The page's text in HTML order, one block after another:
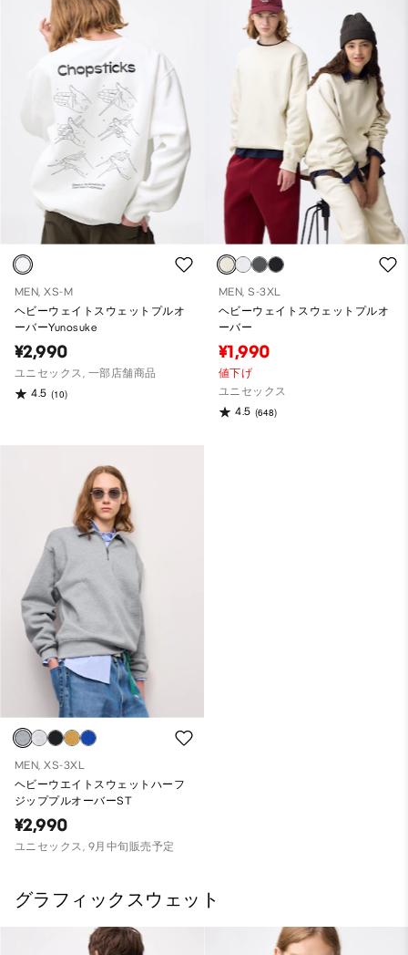
MEN, XS-M
ヘビーウェイトスウェットプルオ
ーバーYunosuke
¥2,990
ユニセックス, 一部店舗商品
4.5 (10)
MEN, S-3XL
ヘビーウェイトスウェットプルオ
ーバー
¥1,990
値下げ
ユニセックス
4.5 (648)
MEN, XS-3XL
ヘビーウエイトスウェットハーフ
ジッププルオーバーST
¥2,990
ユニセックス, 9月中旬販売予定
グラフィックスウェット